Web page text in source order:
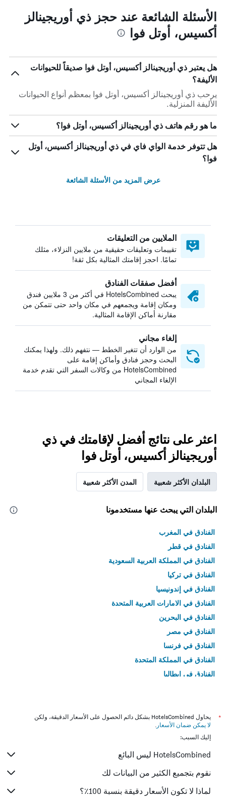
الأسئلة الشائعة عند حجز ذي أوريجينالز
أكسيس، أوتل فوا
هل يعتبر ذي أوريجينالز أكسيس، أوتل فوا صديقاً للحيوانات
الأليفة؟
يرحب ذي أوريجينالز أكسيس، أوتل فوا بمعظم أنواع الحيوانات
الأليفة المنزلية.
ما هو رقم هاتف ذي أوريجينالز أكسيس، أوتل فوا؟
هل تتوفر خدمة الواي فاي في ذي أوريجينالز أكسيس، أوتل
فوا؟
عرض المزيد من الأسئلة الشائعة
الملايين من التعليقات
تقييمات وتعليقات حقيقية من ملايين النزلاء، مثلك
تمامًا. احجز إقامتك المثالية بكل ثقة!
أفضل صفقات الفنادق
يبحث HotelsCombined في أكثر من 3 ملايين فندق
ومكان إقامة ويجمعهم في مكان واحد حتى تتمكن من
مقارنة أماكن الإقامة المثالية.
إلغاء مجاني
من الوارد أن تتغير الخطط — نتفهم ذلك. ولهذا يمكنك
البحث وحجز فنادق وأماكن إقامة على
HotelsCombined من وكالات السفر التي تقدم خدمة
الإلغاء المجاني
اعثر على نتائج أفضل لإقامتك في ذي
أوريجينالز أكسيس، أوتل فوا
البلدان الأكثر شعبية المدن الأكثر شعبية
البلدان التي يبحث عنها مستخدمونا
الفنادق في المغرب
الفنادق في قطر
الفنادق في المملكة العربية السعودية
الفنادق في تركيا
الفنادق في إندونيسيا
الفنادق في الامارات العربية المتحدة
الفنادق في البحرين
الفنادق في مصر
الفنادق في فرنسا
الفنادق في المملكة المتحدة
الفنادق في إيطاليا
*
يحاول HotelsCombined بشكل دائم الحصول على الأسعار الدقيقة، ولكن
لا يمكن ضمان الأسعار .
إليك السبب:
HotelsCombined ليس البائع
نقوم بتجميع الكثير من البيانات لك
لماذا لا تكون الأسعار دقيقة بنسبة 100٪؟